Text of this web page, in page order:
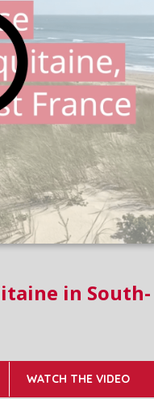
in South-
WATCH THE VIDEO